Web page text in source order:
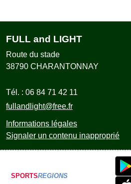
FULL and LIGHT
Route du stade
38790 CHARANTONNAY
Tél. : 06 84 71 42 11
fullandlight@free.fr
Informations légales
Signaler un contenu inapproprié
SPORTSREGIONS